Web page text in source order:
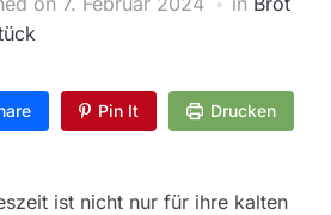
Pin It Drucken
ist nicht nur für ihre kalten